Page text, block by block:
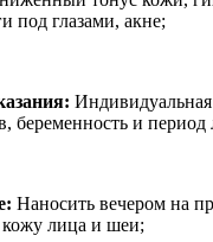
под глазами, акне;
беременность и период
Наносить вечером на
лица и шеи;